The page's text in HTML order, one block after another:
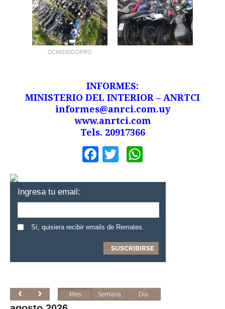
DCIM102GOPRO
INFORMES:
MINISTERIO DEL INTERIOR – ANRTCI
informes@anrci.com.uy
www.anrtci.com
Tels. 20917366
Facebook
Twitter
Ingresa tu email:
Sí, quisiera recibir emails de Remates.
Mes Semana Día